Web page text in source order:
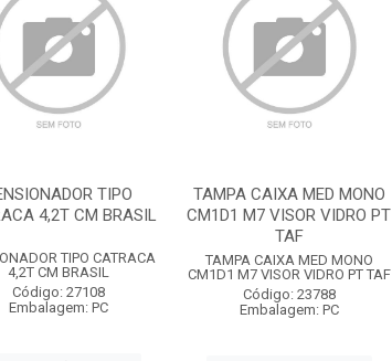
TIPO
4,2T CM BRASIL
TIPO CATRACA
4,2T CM BRASIL
Código: 27108
Embalagem: PC
TAMPA CAIXA MED MONO
CM1D1 M7 VISOR VIDRO PT
TAF
TAMPA CAIXA MED MONO
CM1D1 M7 VISOR VIDRO PT TAF
Código: 23788
Embalagem: PC